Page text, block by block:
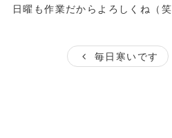
日曜も作業だからよろしくね（笑
毎日寒いです